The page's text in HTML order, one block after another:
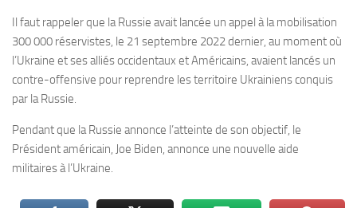
Il faut rappeler que la Russie avait lancée un appel à la mobilisation
300 000 réservistes, le 21 septembre 2022 dernier, au moment où
l’Ukraine et ses alliés occidentaux et Américains, avaient lancés un
contre-offensive pour reprendre les territoire Ukrainiens conquis
par la Russie.
Pendant que la Russie annonce l’atteinte de son objectif, le
Président américain, Joe Biden, annonce une nouvelle aide
militaires à l’Ukraine.